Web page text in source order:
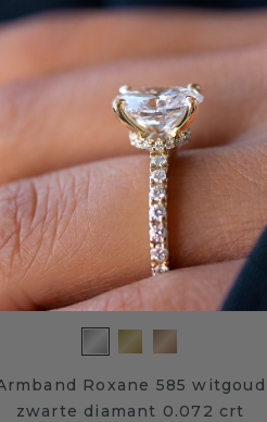
Roxane 585 witgoud
zwarte diamant 0.072 crt